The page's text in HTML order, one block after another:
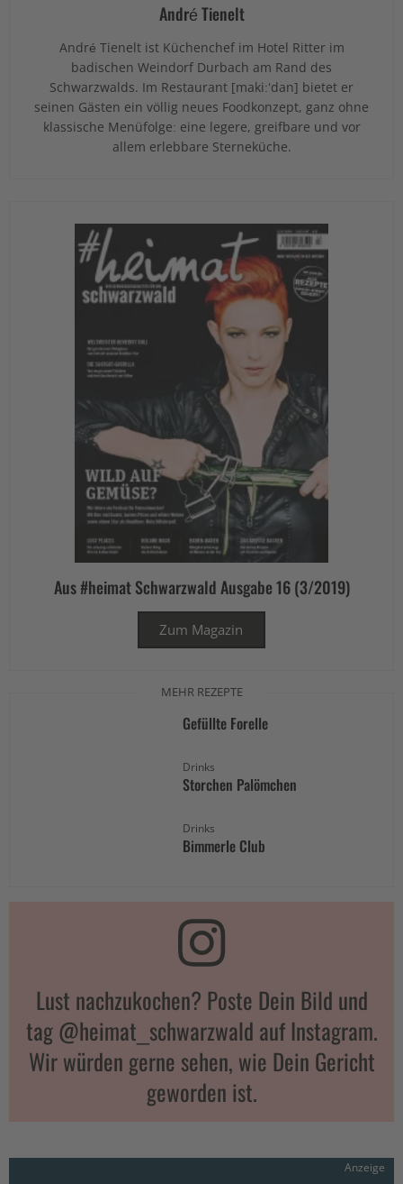
André Tienelt
André Tienelt ist Küchenchef im Hotel Ritter im
badischen Weindorf Durbach am Rand des
Schwarzwalds. Im Restaurant [maki:‘dan] bietet er
seinen Gästen ein völlig neues Foodkonzept, ganz ohne
klassische Menüfolge: eine legere, greifbare und vor
allem erlebbare Sterneküche.
Aus #heimat Schwarzwald Ausgabe 16 (3/2019)
Zum Magazin
MEHR REZEPTE
Gefüllte Forelle
Drinks
Storchen Palömchen
Drinks
Bimmerle Club
Lust nachzukochen? Poste Dein Bild und
tag @heimat_schwarzwald auf Instagram.
Wir würden gerne sehen, wie Dein Gericht
geworden ist.
Anzeige